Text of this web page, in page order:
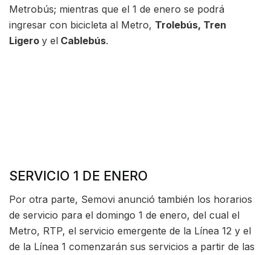
Metrobús; mientras que el 1 de enero se podrá
ingresar con bicicleta al Metro, Trolebús, Tren
Ligero y el Cablebús.
SERVICIO 1 DE ENERO
Por otra parte, Semovi anunció también los horarios
de servicio para el domingo 1 de enero, del cual el
Metro, RTP, el servicio emergente de la Línea 12 y el
de la Línea 1 comenzarán sus servicios a partir de las